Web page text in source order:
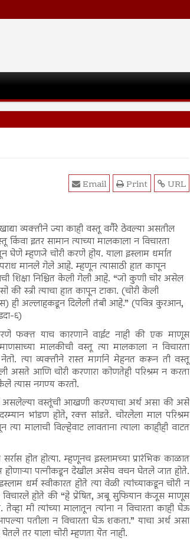
URL
Print
Email
व्यक्तीने ज्या काही वस्तू वगैरे ठेवल्या असतील
किंवा इतर सामान त्याच्या मालकाला न विचारता
घेणे म्हणजे चोरी करणे होय. याला इस्लाम धर्मात
मानले गेले आहे. म्हणून त्यासाठी हात कापून
शिक्षा निश्चित केली गेली आहे. “जो कुणी चोर असेल
की स्त्री त्याचा हात कापून टाका. (चोरी केली
ही अल्लाहकडून दिलेली तंबी आहे.” (पवित्र कुरआन,
६)
फक्त याच कारणाने वाईट नाही की एक माणूस
मालकीची वस्तू त्या मालकाला न विचारता
त्या व्यक्तीने रास्त मार्गाने मेहनत करून ती वस्तू
असते आणि चोरी करणारा कोणतेही परिश्रम न करता
त्यास नगण्य करतो.
असलेल्या वस्तूंची आखणी करण्याचा अर्थ असा की असे
भांडण होते, रक्त सांडते. चोरलेला माल परिश्रम
मालाची विल्हेवाट लावताना त्याला काहीही वाटत
होत होत्या. म्हणूनच इस्लामच्या प्रारंभिक काळात
होणाऱ्या पत्नीकडून देखील असेच वचन घेतले जात होते.
धर्म स्वीकारत होते त्या वेळी त्यांच्याकडून चोरी न
विचारले होते की “हे प्रेषित, अबू सुफियान कंजूस माणूस
मी त्यांच्या मालातून त्यांना न विचारता काही घेऊ
पतीला न विचारता घेऊ शकता.” याचा अर्थ असा
तर याला चोरी म्हणता येत नाही.